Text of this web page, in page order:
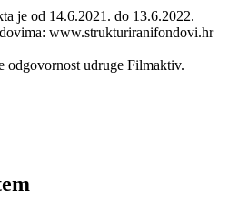
je od 14.6.2021. do 13.6.2022.
www.strukturiranifondovi.hr
odgovornost udruge Filmaktiv.